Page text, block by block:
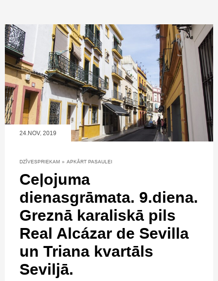
24.NOV, 2019
DZĪVESPRIEKAM » APKĀRT PASAULEI
Ceļojuma
dienasgrāmata. 9.diena.
Greznā karaliskā pils
Real Alcázar de Sevilla
un Triana kvartāls
Seviljā.